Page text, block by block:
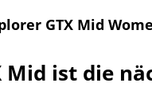
GTX Mid
Mid ist die